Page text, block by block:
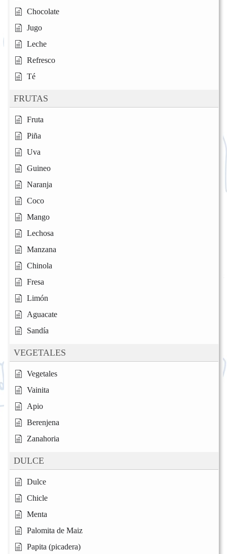
Chocolate
Jugo
Leche
Refresco
Té
FRUTAS
Fruta
Piña
Uva
Guineo
Naranja
Coco
Mango
Lechosa
Manzana
Chinola
Fresa
Limón
Aguacate
Sandía
VEGETALES
Vegetales
Vainita
Apio
Berenjena
Zanahoria
DULCE
Dulce
Chicle
Menta
Palomita de Maiz
Papita (picadera)